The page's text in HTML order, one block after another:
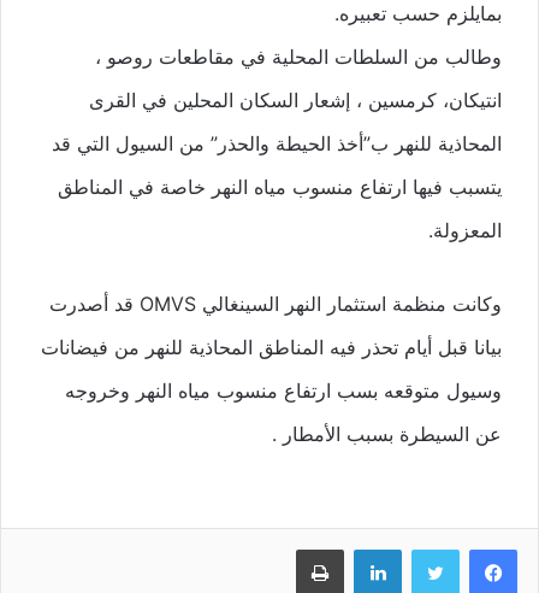
بمايلزم حسب تعبيره.
وطالب من السلطات المحلية في مقاطعات روصو ،
انتيكان، كرمسين ، إشعار السكان المحلين في القرى
المحاذية للنهر ب”أخذ الحيطة والحذر” من السيول التي قد
يتسبب فيها ارتفاع منسوب مياه النهر خاصة في المناطق
المعزولة.
وكانت منظمة استثمار النهر السينغالي OMVS قد أصدرت
بيانا قبل أيام تحذر فيه المناطق المحاذية للنهر من فيضانات
وسيول متوقعه بسب ارتفاع منسوب مياه النهر وخروجه
عن السيطرة بسبب الأمطار .
فيسبوك تويتر لينكدإن طباعة